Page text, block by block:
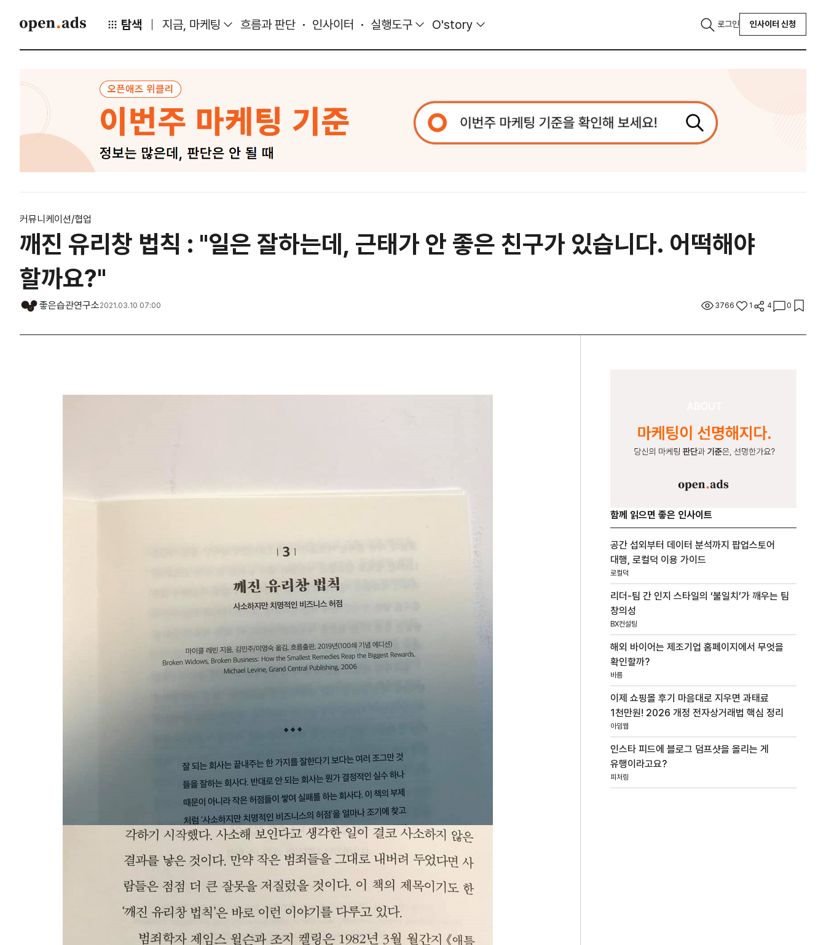
탐색 지금, 마케팅 흐름과 판단 인사이터 실행도구 O'story 로그인 인사이터 신청
커뮤니케이션/협업
깨진 유리창 법칙 : "일은 잘하는데, 근태가 안 좋은 친구가 있습니다. 어떡해야
할까요?"
좋은습관연구소2021.03.10 07:00 3766 1 4 0
함께 읽으면 좋은 인사이트
공간 섭외부터 데이터 분석까지 팝업스토어
대행, 로컬덕 이용 가이드
로컬덕
리더-팀 간 인지 스타일의 ‘불일치’가 깨우는 팀
창의성
BX컨설팅
해외 바이어는 제조기업 홈페이지에서 무엇을
확인할까?
바름
이제 쇼핑몰 후기 마음대로 지우면 과태료
1천만원! 2026 개정 전자상거래법 핵심 정리
아임웹
인스타 피드에 블로그 덤프샷을 올리는 게
유행이라고요?
피처링